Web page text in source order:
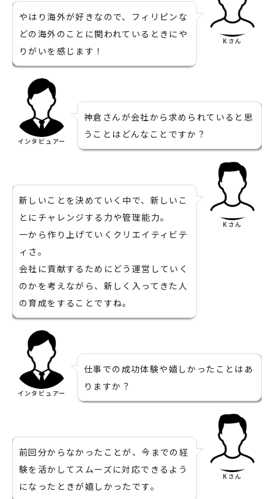
やはり海外が好きなので、フィリピンな
どの海外のことに関われているときにや
りがいを感じます！
Kさん
インタビュアー
神倉さんが会社から求められていると思
うことはどんなことですか？
新しいことを決めていく中で、新しいこ
とにチャレンジする力や管理能力。
一から作り上げていくクリエイティビテ
ィさ。
会社に貢献するためにどう運営していく
のかを考えながら、新しく入ってきた人
の育成をすることですね。
Kさん
インタビュアー
仕事での成功体験や嬉しかったことはあ
りますか？
前回分からなかったことが、今までの経
験を活かしてスムーズに対応できるよう
になったときが嬉しかったです。
Kさん